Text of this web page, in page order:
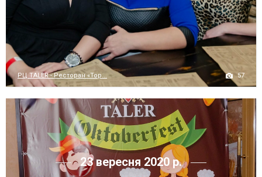
РЦ TALER - Ресторан «Тор... 57
23 вересня 2020 р.